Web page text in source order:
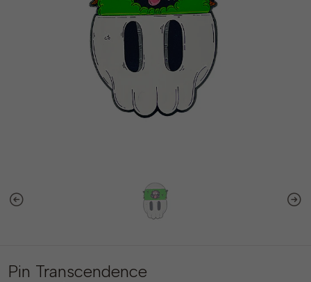
Pin Transcendence